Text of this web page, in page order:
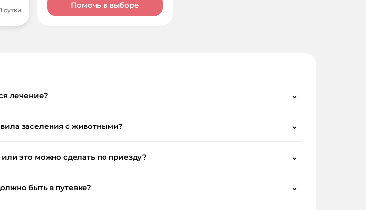
сутки
Помочь в выборе
лечение? ⌄
заселения с животными? ⌄
это можно сделать по приезду? ⌄
быть в путевке? ⌄